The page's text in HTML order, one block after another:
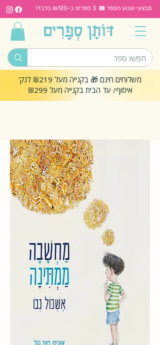
מבצעי שבוע הספר 📖 3 ספרים ב-₪120 בלבד!
משלוחים חינם 🎁 בקנייה מעל ₪219 לנק'
איסוף/ עד הבית בקנייה מעל ₪299